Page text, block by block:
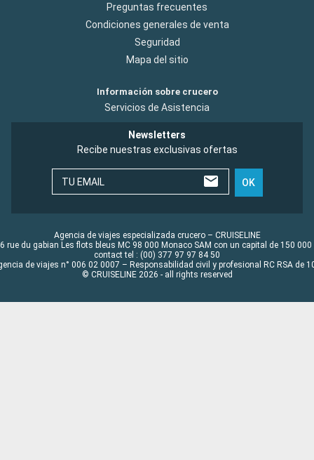
Preguntas frecuentes
Condiciones generales de venta
Seguridad
Mapa del sitio
Información sobre crucero
Servicios de Asistencia
Newsletters
Recibe nuestras exclusivas ofertas
TU EMAIL OK
Agencia de viajes especializada crucero – CRUISELINE
rue du gabian Les flots bleus MC 98 000 Monaco SAM con un capital de 150 000
contact tel : (00) 377 97 97 84 50
de viajes n° 006 02 0007 – Responsabilidad civil y profesional RC RSA de
© CRUISELINE 2026 - all rights reserved